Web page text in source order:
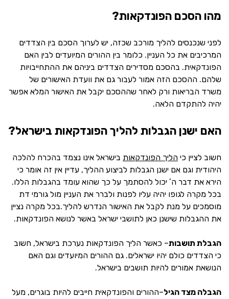
מהו הסכם הפונדקאות?
לפני שנכנסים להליך מורכב שכזה, יש לערוך הסכם בין הצדדים
המרכיבים את כל העניין. כלומר בין ההורים המיועדים לבין האם
הפונדקאית. בהסכם מסדירים הצדדים ביניהם את ההתחייבויות
שלהם. ההסכם הזה אמור לעבור גם את וועדת האישורים של
משרד הבריאות ורק לאחר שההסכם יקבל את האישור המלא אפשר
יהיה להתקדם הלאה.
האם ישנן הגבלות להליך הפונדקאות בישראל?
חשוב לציין כי הליך הפונדקאות בישראל אינו נצמד בהכרח להלכה
היהודית וגם אם ישנן הגבלות לביצוע ההליך, עדיין אין זה אומר כי
הירא את דבר ה’ יכול להסתמך על כך שהוא עומד בהגבלות הללו.
בכל מקרה לגופו יהיה עליו לפנות ולברר את העניין מול גורמי דת
מוסמכים על מנת לקבל את האישור הנדרש להליך.בכל מקרה נציין
את ההגבלות שישנן כאן לתושבי ישראל באשר לנושא הפונדקאות.
הגבלת תושבות– כאשר הליך הפונדקאות נערכת בישראל, חשוב
כי הצדדים כולם יהיו ישראלים. גם ההורים המיועדים וגם האם
הנושאת אמורים להיות תושבים בישראל.
הגבלה מצד הגיל–ההורים והפונדקאית חייבים להיות בוגרים, מעל